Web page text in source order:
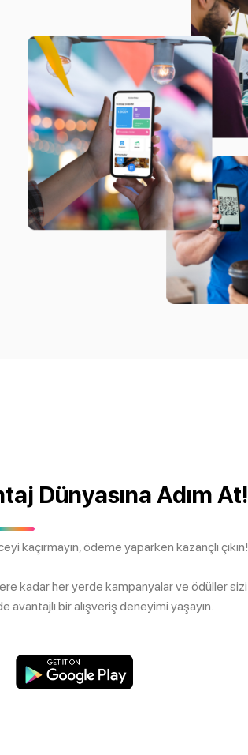
Dünyasına Adım At!
kaçırmayın, ödeme yaparken kazançlı çıkın!
kadar her yerde kampanyalar ve ödüller sizi
avantajlı bir alışveriş deneyimi yaşayın.